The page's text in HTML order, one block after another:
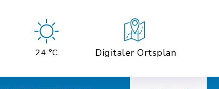
24 °C Digitaler Ortsplan